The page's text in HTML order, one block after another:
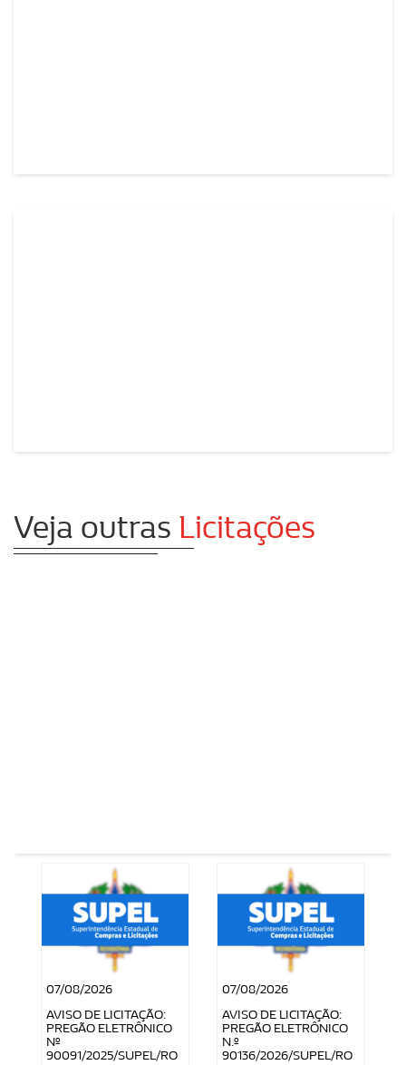
Veja outras Licitações
07/08/2026
AVISO DE LICITAÇÃO:
PREGÃO ELETRÔNICO
Nº
90091/2025/SUPEL/RO
07/08/2026
AVISO DE LICITAÇÃO:
PREGÃO ELETRÔNICO
N.º
90136/2026/SUPEL/RO